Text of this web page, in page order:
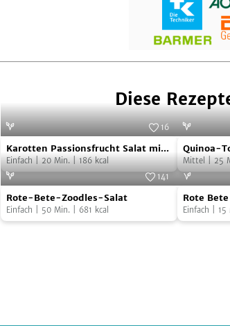
Diese
Karotten
Passionsfrucht
Salat
mit
Ajowan
Michael Wissing BFF - Ass. Paul
Jaroslawski
16
Karotten Passionsfrucht Salat mit
Ajowan und rotem Basilikum
Einfach| 20 Min.| 186kcal
Quinoa-
Avocado-
Salat
mit
Quinoa-
mit
Mittel 25
Rote-
Bete-
Zoodles-
Foto:
141
Rote-Bete-Zoodles-Salat
Einfach 50 Min. 681 kcal
Rote
Bete
Couscous
Rote
Einfach 15